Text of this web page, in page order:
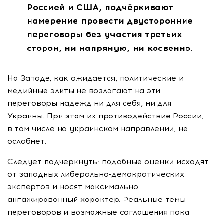
Россией и США, подчёркивают
намерение провести двусторонние
переговоры без участия третьих
сторон, ни напрямую, ни косвенно.
На Западе, как ожидается, политические и
медийные элиты не возлагают на эти
переговоры надежд ни для себя, ни для
Украины. При этом их противодействие России,
в том числе на украинском направлении, не
ослабнет.
Следует подчеркнуть: подобные оценки исходят
от западных либерально-демократических
экспертов и носят максимально
ангажированный характер. Реальные темы
переговоров и возможные соглашения пока